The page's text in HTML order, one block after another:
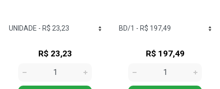
R$ 23,23 R$ 197,49